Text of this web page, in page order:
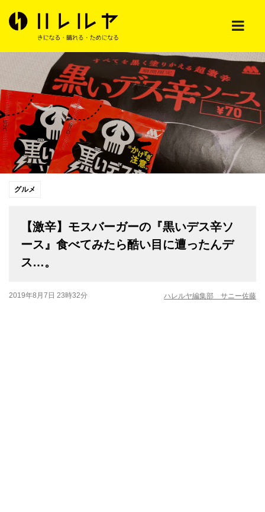
グルメ
【激辛】モスバーガーの『黒いデス辛ソ
ース』食べてみたら酷い目に遭ったんデ
ス…。
2019年8月7日 23時32分 ハレルヤ編集部 サニー佐藤